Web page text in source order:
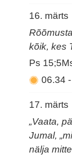
16. märts
kõik, kes
Ps
06.34-
17. märts
„Vaata,
Jumal,
nälja